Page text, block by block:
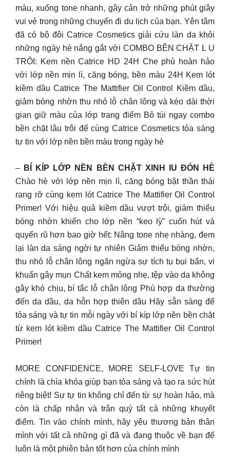
màu, xuống tone nhanh, gây cản trở những phút giây
vui vẻ trong những chuyến đi du lịch của bạn. Yên tâm
đã có bộ đôi Catrice Cosmetics giải cứu làn da khỏi
những ngày hè nắng gắt với COMBO BỀN CHẶT L U
TRÔI: Kem nền Catrice HD 24H Che phủ hoàn hảo
với lớp nền mịn lì, căng bóng, bền màu 24H Kem lót
kiềm dầu Catrice The Mattifier Oil Control Kiềm dầu,
giảm bóng nhờn thu nhỏ lỗ chân lông và kéo dài thời
gian giữ màu của lớp trang điểm Bỏ túi ngay combo
bền chặt lâu trôi để cùng Catrice Cosmetics tỏa sáng
tự tin với lớp nền bền màu trong ngày hè
– BÍ KÍP LỚP NỀN BỀN CHẶT XINH IU ĐÓN HÈ
Chào hè với lớp nền mịn lì, căng bóng bật thần thái
rạng rỡ cùng kem lót Catrice The Mattifier Oil Control
Primer! Với hiệu quả kiềm dầu vượt trội, giảm thiểu
bóng nhờn khiến cho lớp nền “keo lỳ” cuốn hút và
quyến rũ hơn bao giờ hết: Nâng tone nhẹ nhàng, đem
lại làn da sáng ngời tự nhiên Giảm thiểu bóng nhờn,
thu nhỏ lỗ chân lông ngăn ngừa sự tích tụ bụi bẩn, vi
khuẩn gây mụn Chất kem mỏng nhẹ, tệp vào da không
gây khó chịu, bí tắc lỗ chân lông Phù hợp da thường
đến da dầu, da hỗn hợp thiên dầu Hãy sẵn sàng để
tỏa sáng và tự tin mỗi ngày với bí kíp lớp nền bền chặt
từ kem lót kiềm dầu Catrice The Mattifier Oil Control
Primer!
MORE CONFIDENCE, MORE SELF-LOVE Tự tin
chính là chìa khóa giúp bạn tỏa sáng và tạo ra sức hút
riêng biệt! Sự tự tin không chỉ đến từ sự hoàn hảo, mà
còn là chấp nhận và trân quý tất cả những khuyết
điểm. Tin vào chính mình, hãy yêu thương bản thân
mình với tất cả những gì đã và đang thuộc về bạn để
luôn là một phiên bản tốt hơn của chính mình